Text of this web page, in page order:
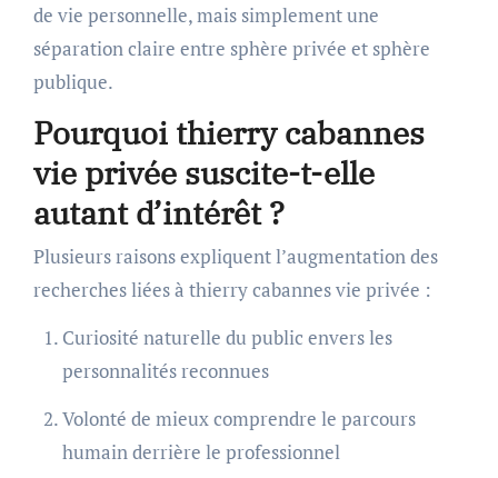
de vie personnelle, mais simplement une
séparation claire entre sphère privée et sphère
publique.
Pourquoi thierry cabannes
vie privée suscite-t-elle
autant d’intérêt ?
Plusieurs raisons expliquent l’augmentation des
recherches liées à thierry cabannes vie privée :
Curiosité naturelle du public envers les
personnalités reconnues
Volonté de mieux comprendre le parcours
humain derrière le professionnel